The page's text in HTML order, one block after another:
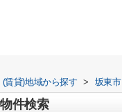
(賃貸)地域から探す > 坂東市
件検索